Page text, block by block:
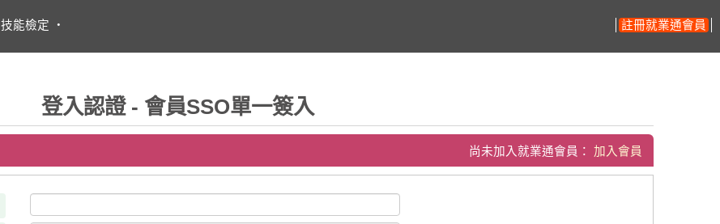
技能檢定 ・ 註冊就業通會員
登入認證 - 會員SSO單一簽入
尚未加入就業通會員： 加入會員